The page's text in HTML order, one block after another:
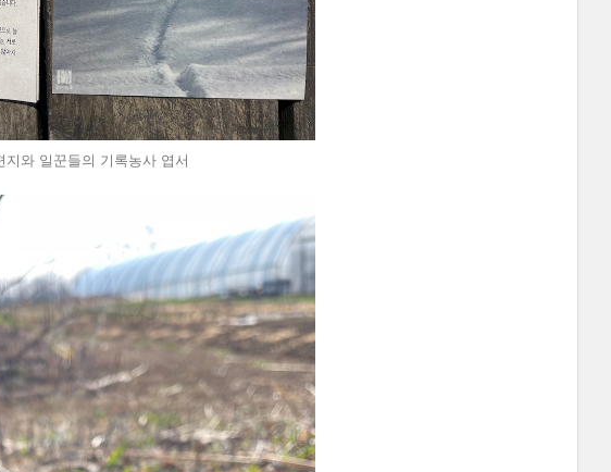
지와 일꾼들의 기록농사 엽서